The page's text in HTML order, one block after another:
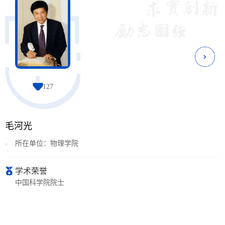
127
毛河光
所在单位：物理学院
学术荣誉
中国科学院院士